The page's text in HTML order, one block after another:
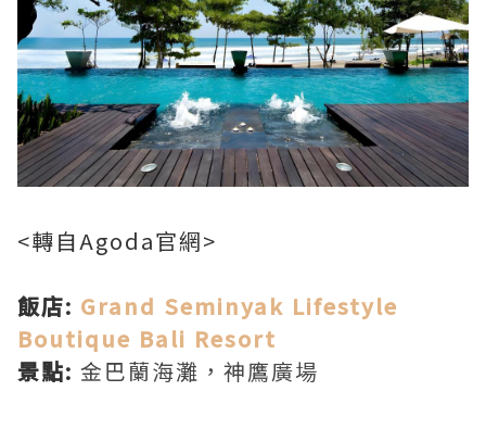
<轉自Agoda官網>
飯店: Grand Seminyak Lifestyle
Boutique Bali Resort
景點: 金巴蘭海灘，神鷹廣場